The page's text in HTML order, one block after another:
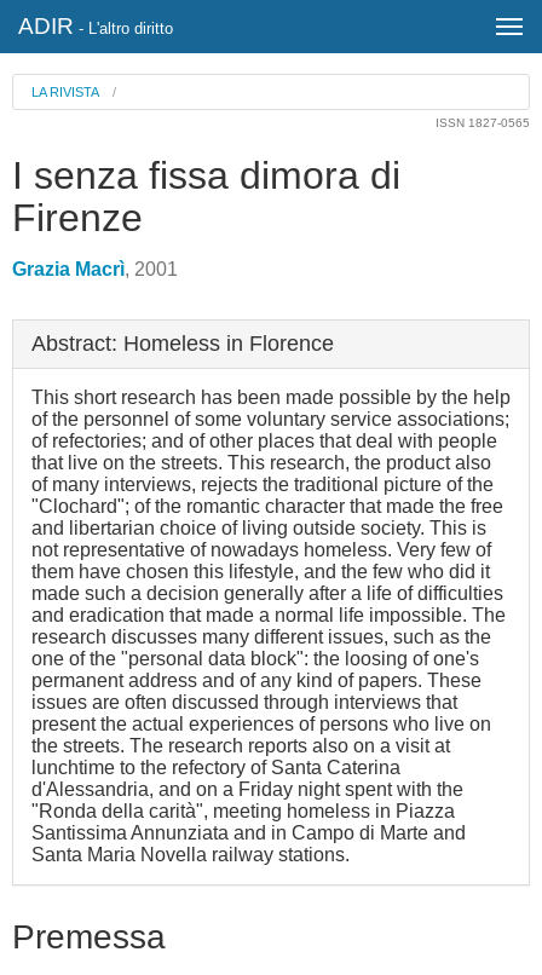
ADIR - L'altro diritto
LA RIVISTA /
ISSN 1827-0565
I senza fissa dimora di
Firenze
Grazia Macrì, 2001
Abstract: Homeless in Florence
This short research has been made possible by the help
of the personnel of some voluntary service associations;
of refectories; and of other places that deal with people
that live on the streets. This research, the product also
of many interviews, rejects the traditional picture of the
"Clochard"; of the romantic character that made the free
and libertarian choice of living outside society. This is
not representative of nowadays homeless. Very few of
them have chosen this lifestyle, and the few who did it
made such a decision generally after a life of difficulties
and eradication that made a normal life impossible. The
research discusses many different issues, such as the
one of the "personal data block": the loosing of one's
permanent address and of any kind of papers. These
issues are often discussed through interviews that
present the actual experiences of persons who live on
the streets. The research reports also on a visit at
lunchtime to the refectory of Santa Caterina
d'Alessandria, and on a Friday night spent with the
"Ronda della carità", meeting homeless in Piazza
Santissima Annunziata and in Campo di Marte and
Santa Maria Novella railway stations.
Premessa